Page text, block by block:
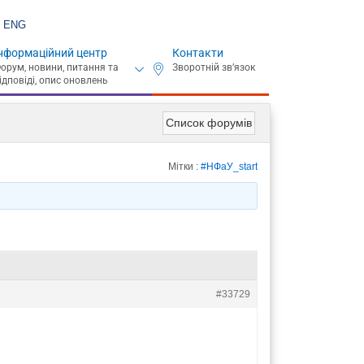
ENG
центр Контакти
Список форумів
Мітки : #НФаУ_start
#33729